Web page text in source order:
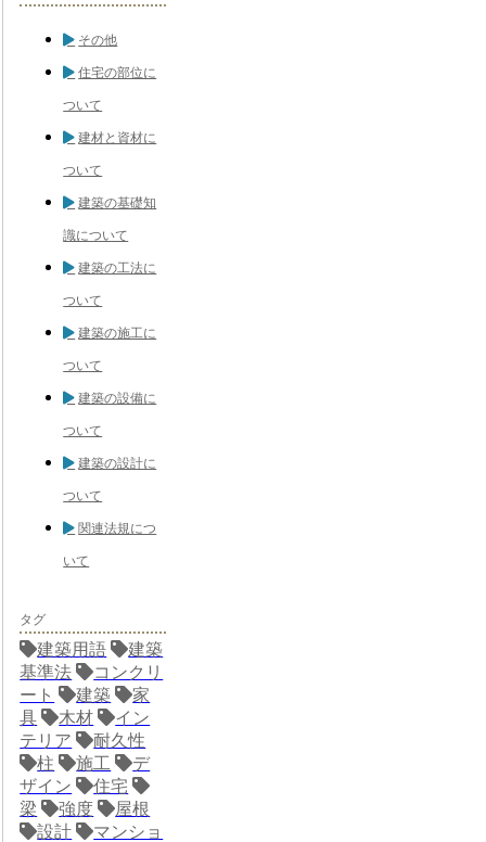
その他
住宅の部位に
ついて
建材と資材に
ついて
建築の基礎知
識について
建築の工法に
ついて
建築の施工に
ついて
建築の設備に
ついて
建築の設計に
ついて
関連法規につ
いて
タグ
建築用語
建築
基準法
コンクリ
ート
建築
家
具
木材
イン
テリア
耐久性
柱
施工
デ
ザイン
住宅
梁
強度
屋根
設計
マンショ